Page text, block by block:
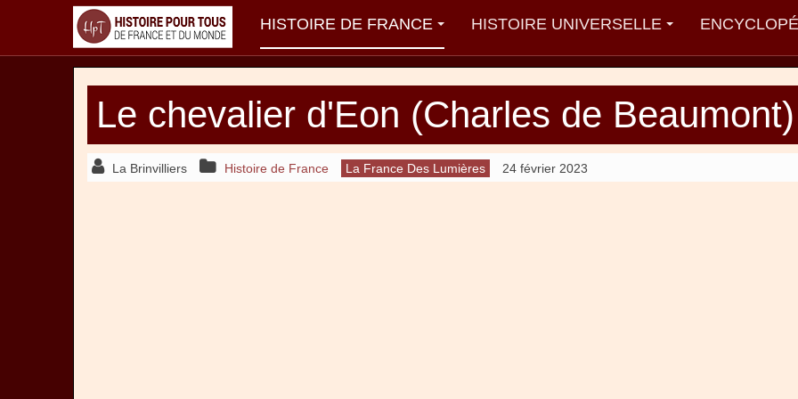
HISTOIRE DE FRANCE HISTOIRE UNIVERSELLE
Le chevalier d'Eon (Charles de Beaumont)
La Brinvilliers Histoire de France La France Des Lumières 24 février 2023